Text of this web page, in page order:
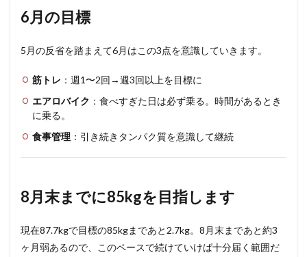
6月の目標
5月の反省を踏まえて6月はこの3点を意識していきます。
筋トレ ：週1〜2回→週3回以上を目標に
エアロバイク ：食べすぎた日は必ず乗る。時間があるとき
に乗る。
食事管理 ：引き続きタンパク質を意識して継続
8月末までに85kgを目指します
現在87.7kgで目標の85kgまであと2.7kg。8月末まであと約3
ヶ月弱あるので、このペースで続けていけば十分届く範囲だ